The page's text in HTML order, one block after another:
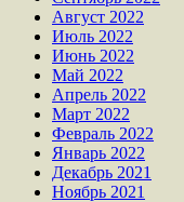
Август 2022
Июль 2022
Июнь 2022
Май 2022
Апрель 2022
Март 2022
Февраль 2022
Январь 2022
Декабрь 2021
Ноябрь 2021